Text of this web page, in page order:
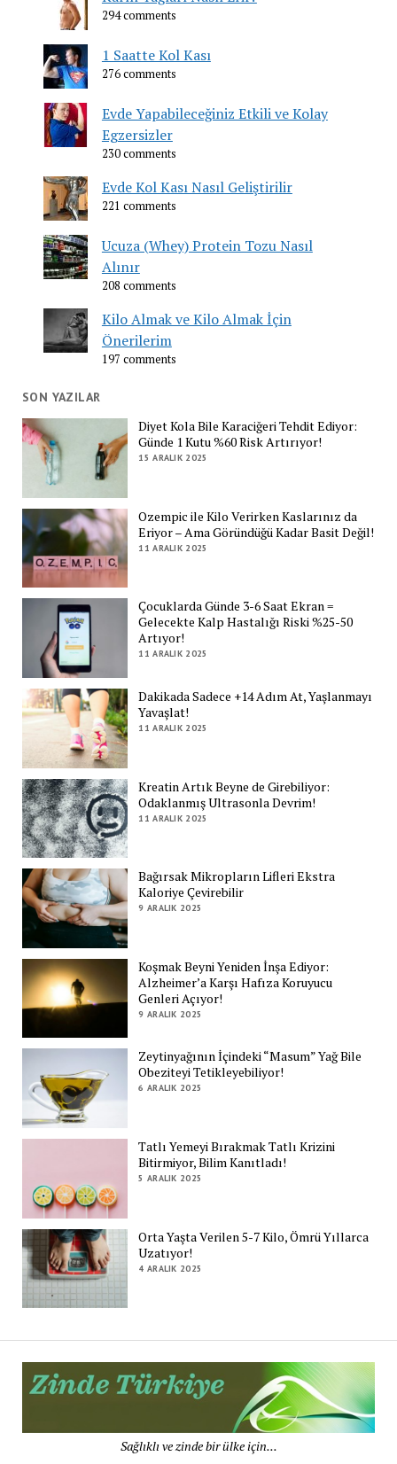
294 comments
1 Saatte Kol Kası
276 comments
Evde Yapabileceğiniz Etkili ve Kolay
Egzersizler
230 comments
Evde Kol Kası Nasıl Geliştirilir
221 comments
Ucuza (Whey) Protein Tozu Nasıl
Alınır
208 comments
Kilo Almak ve Kilo Almak İçin
Önerilerim
197 comments
SON YAZILAR
Diyet Kola Bile Karaciğeri Tehdit Ediyor:
Günde 1 Kutu %60 Risk Artırıyor!
15 ARALIK 2025
Ozempic ile Kilo Verirken Kaslarınız da
Eriyor – Ama Göründüğü Kadar Basit Değil!
11 ARALIK 2025
Çocuklarda Günde 3-6 Saat Ekran =
Gelecekte Kalp Hastalığı Riski %25-50
Artıyor!
11 ARALIK 2025
Dakikada Sadece +14 Adım At, Yaşlanmayı
Yavaşlat!
11 ARALIK 2025
Kreatin Artık Beyne de Girebiliyor:
Odaklanmış Ultrasonla Devrim!
11 ARALIK 2025
Bağırsak Mikropların Lifleri Ekstra
Kaloriye Çevirebilir
9 ARALIK 2025
Koşmak Beyni Yeniden İnşa Ediyor:
Alzheimer’a Karşı Hafıza Koruyucu
Genleri Açıyor!
9 ARALIK 2025
Zeytinyağının İçindeki “Masum” Yağ Bile
Obeziteyi Tetikleyebiliyor!
6 ARALIK 2025
Tatlı Yemeyi Bırakmak Tatlı Krizini
Bitirmiyor, Bilim Kanıtladı!
5 ARALIK 2025
Orta Yaşta Verilen 5-7 Kilo, Ömrü Yıllarca
Uzatıyor!
4 ARALIK 2025
Sağlıklı ve zinde bir ülke için...